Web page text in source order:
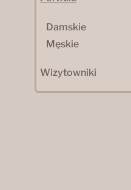
Damskie
Męskie
Wizytowniki